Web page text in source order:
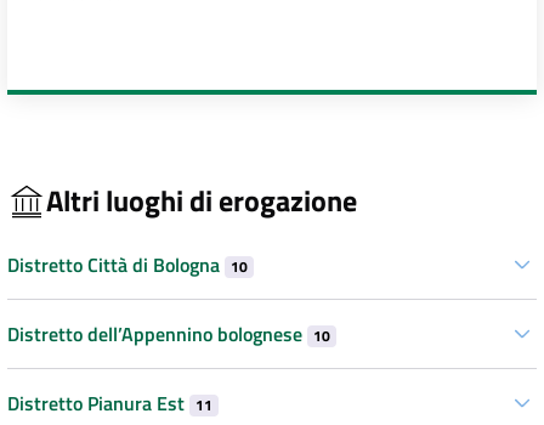
Altri luoghi di erogazione
Distretto Città di Bologna 10
Distretto dell’Appennino bolognese 10
Distretto Pianura Est 11